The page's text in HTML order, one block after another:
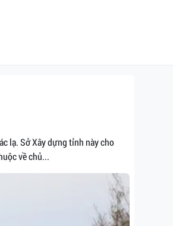
lạ. Sở Xây dựng tỉnh này cho
về chủ...